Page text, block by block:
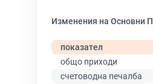
Изменения на Основни
показател
общо приходи
счетоводна печалба